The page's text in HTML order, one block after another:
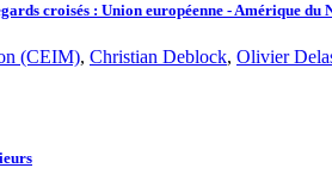
croisés : Union européenne - Amérique du
(CEIM), Christian Deblock, Olivier